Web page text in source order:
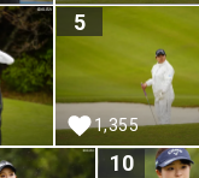
5
1,355
10